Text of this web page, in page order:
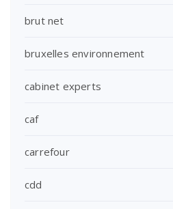
brut net
bruxelles environnement
cabinet experts
caf
carrefour
cdd